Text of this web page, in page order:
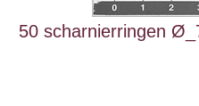
50 scharnierringen